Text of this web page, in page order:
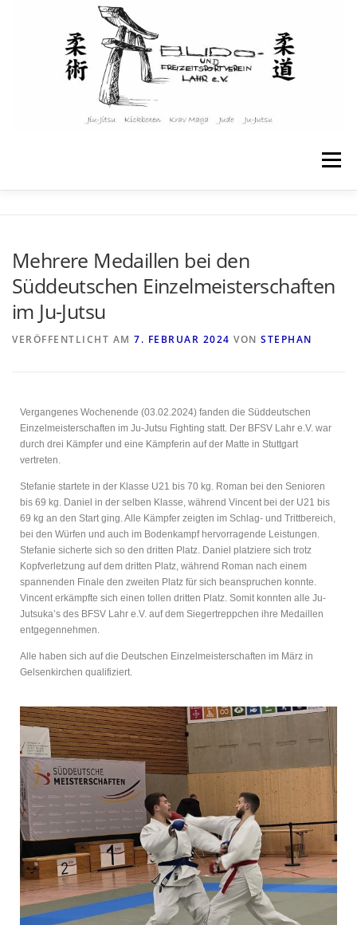
Menü
ANGEBOTE & KURSE KINDER & JUGENDLICHE
TRAININGSPLAN WEITERE INFOS KONTAKT
Mehrere Medaillen bei den
Süddeutschen Einzelmeisterschaften
im Ju-Jutsu
VERÖFFENTLICHT AM 7. FEBRUAR 2024 VON STEPHAN
Vergangenes Wochenende (03.02.2024) fanden die Süddeutschen
Einzelmeisterschaften im Ju-Jutsu Fighting statt. Der BFSV Lahr e.V. war
durch drei Kämpfer und eine Kämpferin auf der Matte in Stuttgart
vertreten.
Stefanie startete in der Klasse U21 bis 70 kg. Roman bei den Senioren
bis 69 kg. Daniel in der selben Klasse, während Vincent bei der U21 bis
69 kg an den Start ging. Alle Kämpfer zeigten im Schlag- und Trittbereich,
bei den Würfen und auch im Bodenkampf hervorragende Leistungen.
Stefanie sicherte sich so den dritten Platz. Daniel platziere sich trotz
Kopfverletzung auf dem dritten Platz, während Roman nach einem
spannenden Finale den zweiten Platz für sich beanspruchen konnte.
Vincent erkämpfte sich einen tollen dritten Platz. Somit konnten alle Ju-
Jutsuka’s des BFSV Lahr e.V. auf dem Siegertreppchen ihre Medaillen
entgegennehmen.
Alle haben sich auf die Deutschen Einzelmeisterschaften im März in
Gelsenkirchen qualifiziert.